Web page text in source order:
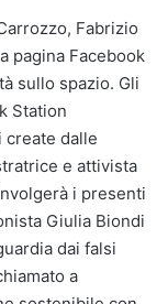
Fabrizio
pagina Facebook
sullo spazio. Gli
Station
create dalle
e attivista
i presenti
Giulia Biondi
dai falsi
a